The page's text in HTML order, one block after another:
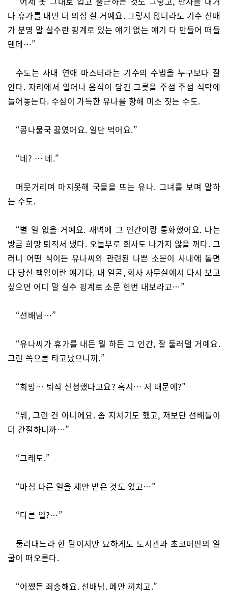
나 휴가를 내면 더 의심 살 거예요. 그렇지 않더라도 기수 선배
가 분명 말 실수란 핑계로 있는 얘기 없는 얘기 다 만들어 떠들
텐데…”
수도는 사내 연애 마스터라는 기수의 수법을 누구보다 잘
안다. 자리에서 일어나 음식이 담긴 그릇을 주섬 주섬 식탁에
늘어놓는다. 수심이 가득한 유나를 향해 미소 짓는 수도.
“콩나물국 끓였어요. 일단 먹어요.”
“네? … 네.”
머뭇거리며 마지못해 국물을 뜨는 유나. 그녀를 보며 말하
는 수도.
“별 일 없을 거예요. 새벽에 그 인간이랑 통화했어요. 나는
방금 희망 퇴직서 냈다. 오늘부로 회사도 나가지 않을 꺼다. 그
러니 어떤 식이든 유나씨와 관련된 나쁜 소문이 사내에 돌면
다 당신 책임이란 얘기다. 내 얼굴, 회사 사무실에서 다시 보고
싶으면 어디 말 실수 핑계로 소문 한번 내보라고…”
“선배님…”
“유나씨가 휴가를 내든 뭘 하든 그 인간, 잘 둘러댈 거예요.
그런 쪽으론 타고났으니까.”
“희망… 퇴직 신청했다고요? 혹시… 저 때문에?”
“뭐, 그런 건 아니에요. 좀 지치기도 했고, 저보단 선배들이
더 간절하니까…”
“그래도.”
“마침 다른 일을 제안 받은 것도 있고…”
“다른 일?…”
둘러대느라 한 말이지만 묘하게도 도서관과 초코머핀의 얼
굴이 떠오른다.
“어쨌든 죄송해요. 선배님. 폐만 끼치고.”